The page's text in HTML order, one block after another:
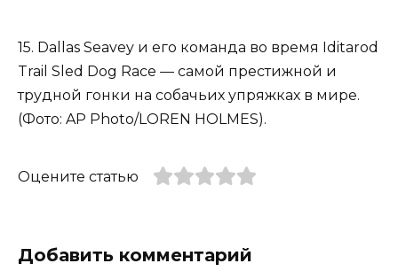
15. Dallas Seavey и его команда во время Iditarod
Trail Sled Dog Race — самой престижной и
трудной гонки на собачьих упряжках в мире.
(Фото: AP Photo/LOREN HOLMES).
Оцените статью
Добавить комментарий